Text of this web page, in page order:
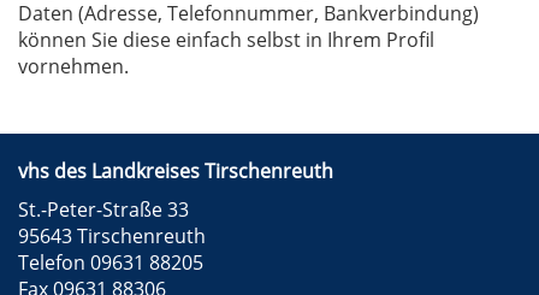
Daten (Adresse, Telefonnummer, Bankverbindung)
können Sie diese einfach selbst in Ihrem Profil
vornehmen.
vhs des Landkreises Tirschenreuth
St.-Peter-Straße 33
95643 Tirschenreuth
Telefon 09631 88205
Fax 09631 88306